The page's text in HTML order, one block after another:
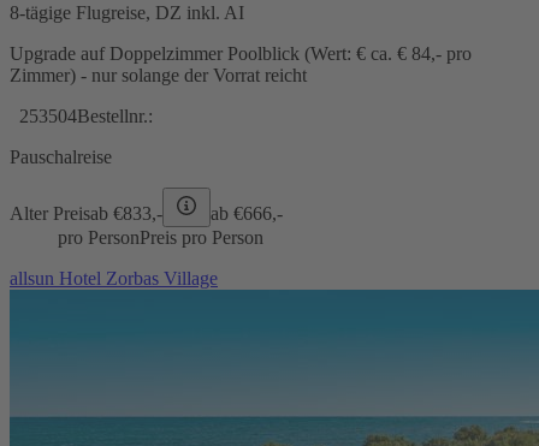
8-tägige Flugreise, DZ inkl. AI
Upgrade auf Doppelzimmer Poolblick (Wert: € ca. € 84,- pro
Zimmer) - nur solange der Vorrat reicht
253504Bestellnr.:
Pauschalreise
Alter Preisab €833,- ab €666,-
pro PersonPreis pro Person
allsun Hotel Zorbas Village